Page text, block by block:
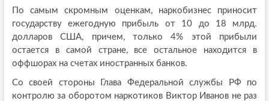
По самым скромным оценкам, наркобизнес приносит
государству ежегодную прибыль от 10 до 18 млрд.
долларов США, причем, только 4% этой прибыли
остается в самой стране, все остальное находится в
оффшорах на счетах иностранных банков.
Со своей стороны Глава Федеральной службы РФ по
контролю за оборотом наркотиков Виктор Иванов не раз